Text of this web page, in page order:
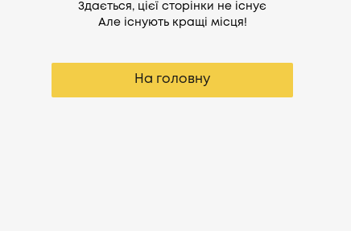
Здається, цієї сторінки не існує
Але існують кращі місця!
На головну